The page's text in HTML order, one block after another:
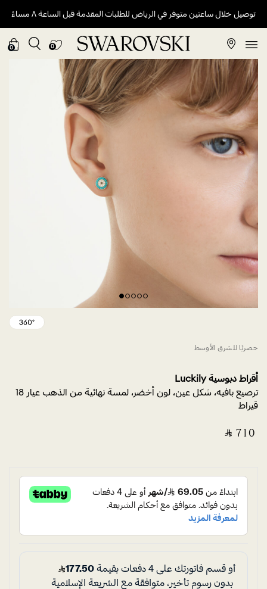
توصيل خلال ساعتين متوفر في الرياض للطلبات المقدمة قبل الساعة ٨ مساءً
0
0
حصريًا للشرق الأوسط
أقراط دبوسية Luckily
ترصيع بافيه، شكل عين، لون أخضر، لمسة نهائية من الذهب عيار 18
قيراط
‎ ⃁ ⁦710⁩ ‎